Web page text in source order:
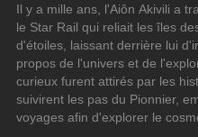
Il y a mille ans, l'Aiôn Akivili a
le Star Rail qui reliait les îles
d'étoiles, laissant derrière lui
propos de l'univers et de
curieux furent attirés par les
suivirent les pas du Pionnier,
voyages afin d'explorer le